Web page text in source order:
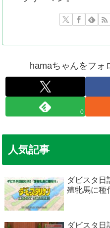
hamaちゃんをフォ
0
人気記事
ダビスタ日
殖牝馬に種
ダビスタ日